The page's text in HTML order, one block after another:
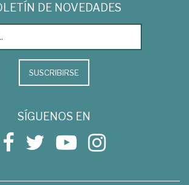
DE NOVEDADES
SUSCRIBIRSE
SÍGUENOS EN